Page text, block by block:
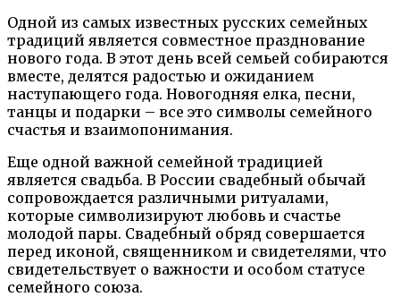
Одной из самых известных русских семейных
традиций является совместное празднование
нового года. В этот день всей семьей собираются
вместе, делятся радостью и ожиданием
наступающего года. Новогодняя елка, песни,
танцы и подарки – все это символы семейного
счастья и взаимопонимания.
Еще одной важной семейной традицией
является свадьба. В России свадебный обычай
сопровождается различными ритуалами,
которые символизируют любовь и счастье
молодой пары. Свадебный обряд совершается
перед иконой, священником и свидетелями, что
свидетельствует о важности и особом статусе
семейного союза.